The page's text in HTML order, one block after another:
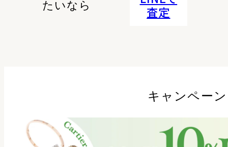
たいなら
査定
キャンペーン